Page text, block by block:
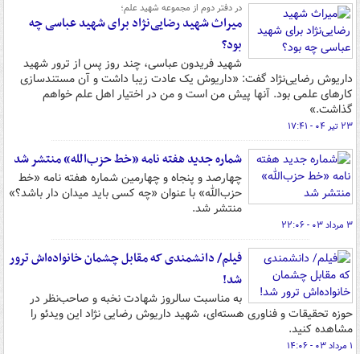
در دفتر دوم از مجموعه شهید علم؛
میراث شهید رضایی‌نژاد برای شهید عباسی چه
بود؟
شهید فریدون عباسی، چند روز پس از ترور شهید
داریوش رضایی‌نژاد گفت: «داریوش یک عادت زیبا داشت و آن مستندسازی
کارهای علمی بود. آنها پیش من است و من در اختیار اهل علم خواهم
گذاشت.»
۲۳ تیر ۰۴ - ۱۷:۴۱
شماره جدید هفته نامه‌ «خط حزب‌الله» منتشر شد
چهارصد و پنجاه و چهارمین شماره هفته نامه‌ «خط
حزب‌الله» با عنوان «چه کسی باید میدان دار باشد؟»
منتشر شد.
۳ مرداد ۰۳ - ۲۲:۰۶
فیلم/ دانشمندی که مقابل چشمان خانواده‌اش ترور
شد!
به مناسبت سالروز شهادت نخبه و صاحب‌نظر در
حوزه تحقیقات و فناوری هسته‌ای، شهید داریوش رضایی نژاد این ویدئو را
مشاهده کنید.
۱ مرداد ۰۳ - ۱۴:۰۶